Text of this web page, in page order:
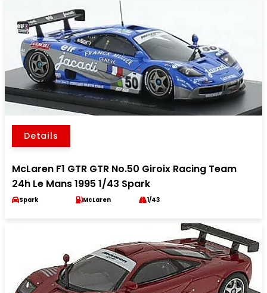
Details
McLaren F1 GTR GTR No.50 Giroix Racing Team
24h Le Mans 1995 1/43 Spark
Spark McLaren 1/43